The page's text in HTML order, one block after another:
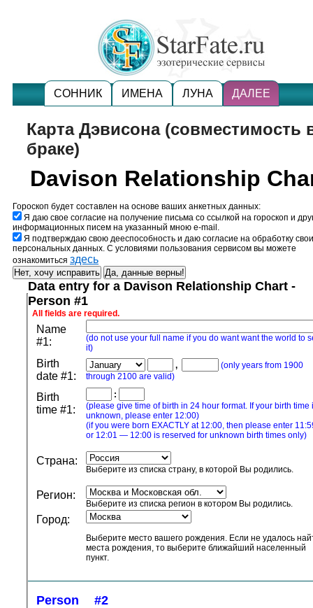
СОННИК ИМЕНА ЛУНА ДАЛЕЕ
Карта Дэвисона (совместимость
браке)
Davison Relationship
Гороскоп будет составлен на основе ваших анкетных данных:
Я даю свое согласие на получение письма со ссылкой на гороскоп и
информационных писем на указанный мною e-mail.
Я подтверждаю свою дееспособность и даю согласие на обработку
персональных данных. С условиями пользования сервисом вы можете
ознакомиться здесь
Data entry for a Davison Relationship Chart -
Person #1
All fields are required.
Name
#1:
(do not use your full name if you do want want the world to
it)
Birth
date #1:
,
(only years from 1900
through 2100 are valid)
Birth
time #1:
:
(please give time of birth in 24 hour format. If your birth time
unknown, please enter 12:00)
(if you were born EXACTLY at 12:00, then please enter
or 12:01 — 12:00 is reserved for unknown birth times only)
Страна:
Выберите из списка страну, в которой Вы родились.
Регион:
Выберите из списка регион в котором Вы родились.
Город:
Выберите место вашего рождения. Если не удалось
места рождения, то выберите ближайший населенный
пункт.
Person #2